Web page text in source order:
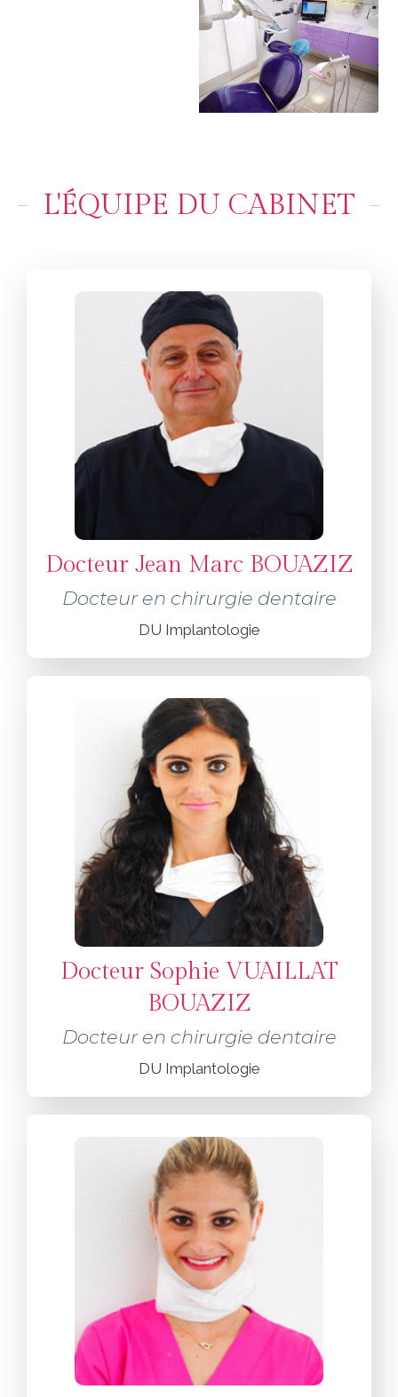
L'ÉQUIPE DU CABINET
Docteur Jean Marc BOUAZIZ
Docteur en chirurgie dentaire
DU Implantologie
Docteur Sophie VUAILLAT
BOUAZIZ
Docteur en chirurgie dentaire
DU Implantologie